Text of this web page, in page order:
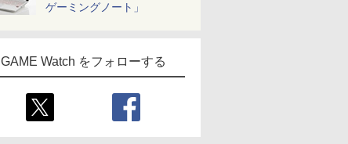
ゲーミングノート」
GAME Watch をフォローする